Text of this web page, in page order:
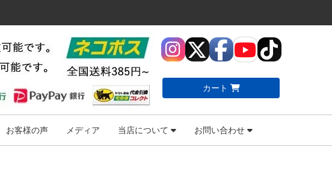
カート
お客様の声 メディア 当店について お問い合わせ